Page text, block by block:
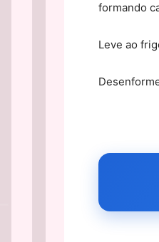
formando
Leve ao